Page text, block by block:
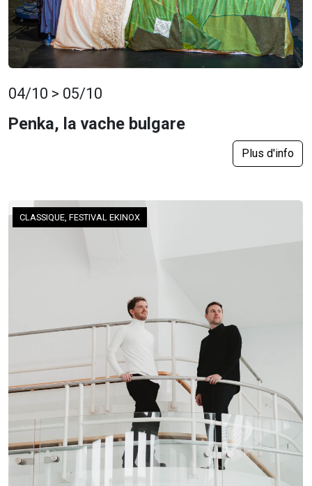
04/10 > 05/10
Penka, la vache bulgare
Plus d'info
CLASSIQUE, FESTIVAL EKINOX